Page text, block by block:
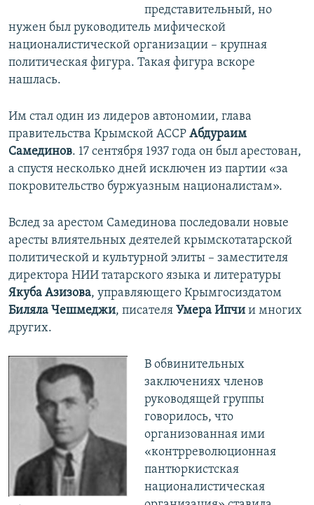
представительный, но
нужен был руководитель мифической
националистической организации – крупная
политическая фигура. Такая фигура вскоре
нашлась.
Им стал один из лидеров автономии, глава
правительства Крымской АССР Абдураим
Самединов. 17 сентября 1937 года он был арестован,
а спустя несколько дней исключен из партии «за
покровительство буржуазным националистам».
Вслед за арестом Самединова последовали новые
аресты влиятельных деятелей крымскотатарской
политической и культурной элиты – заместителя
директора НИИ татарского языка и литературы
Якуба Азизова, управляющего Крымгосиздатом
Биляла Чешмеджи, писателя Умера Ипчи и многих
других.
В обвинительных
заключениях членов
руководящей группы
говорилось, что
организованная ими
«контрреволюционная
пантюркистская
националистическая